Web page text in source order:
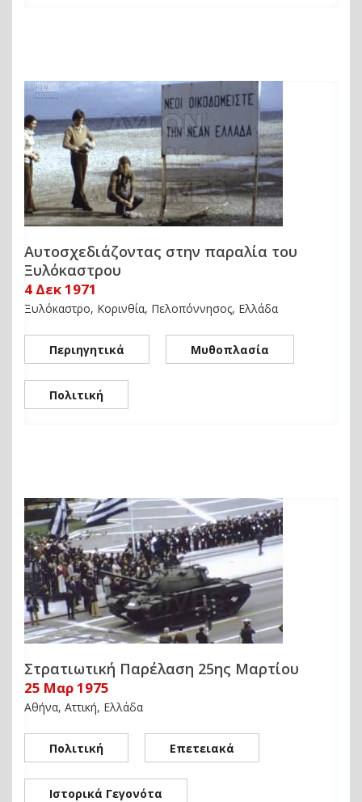
Αυτοσχεδιάζοντας στην παραλία του
Ξυλόκαστρου
4 Δεκ 1971
Ξυλόκαστρο, Κορινθία, Πελοπόννησος, Ελλάδα
Περιηγητικά Μυθοπλασία
Πολιτική
Στρατιωτική Παρέλαση 25ης Μαρτίου
25 Μαρ 1975
Αθήνα, Αττική, Ελλάδα
Πολιτική Επετειακά
Ιστορικά Γεγονότα